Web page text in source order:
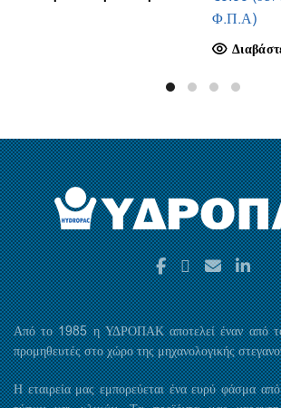
Φ.Π.Α)
Από το 1985 η ΥΔΡΟΠΑΚ αποτελεί έναν από
προμηθευτές στο χώρο της μηχανολογικής
Η εταιρεία μας εμπορεύεται ένα ευρύ φάσμα